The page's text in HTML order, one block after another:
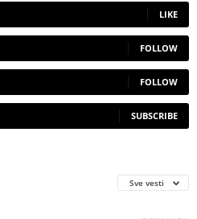
LIKE
FOLLOW
FOLLOW
SUBSCRIBE
Sve vesti